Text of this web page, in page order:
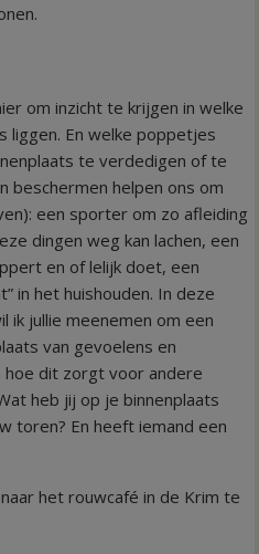
om inzicht te krijgen in welke
liggen. En welke poppetjes
te verdedigen of te
beschermen helpen ons om
een sporter om zo afleiding
dingen weg kan lachen, een
en of lelijk doet, een
in het huishouden. In deze
ik jullie meenemen om een
van gevoelens en
hoe dit zorgt voor andere
heb jij op je binnenplaats
toren? En heeft iemand een
het rouwcafé in de Krim te